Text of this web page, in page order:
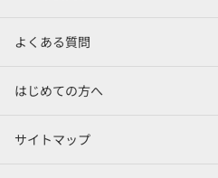
よくある質問
はじめての方へ
サイトマップ